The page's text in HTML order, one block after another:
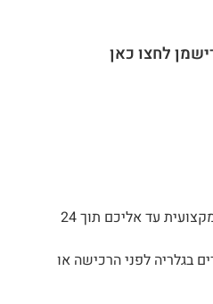
לחצו כאן
ניתן להזמין משלוח + תלייה מקצועית עד אליכם תוך 24
בגלריה לפני הרכישה או